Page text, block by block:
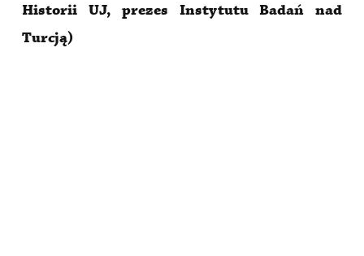
Historii UJ, prezes Instytutu Badań nad
Turcją)